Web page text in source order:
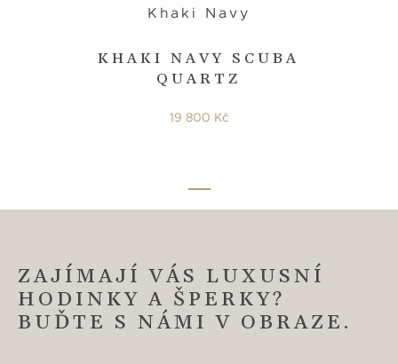
KHAKI NAVY SCUBA
QUARTZ
Khaki Navy
19 800 Kč
ZAJÍMAJÍ VÁS LUXUSNÍ
HODINKY A ŠPERKY?
BUĎTE S NÁMI V OBRAZE.